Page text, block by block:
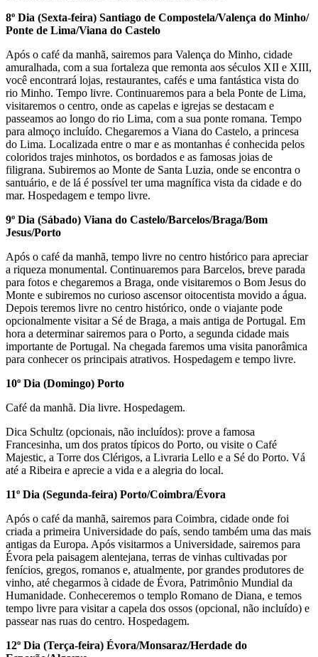
8º Dia (Sexta-feira) Santiago de Compostela/Valença do Minho/
Ponte de Lima/Viana do Castelo
Após o café da manhã, sairemos para Valença do Minho, cidade
amuralhada, com a sua fortaleza que remonta aos séculos XII e XIII,
você encontrará lojas, restaurantes, cafés e uma fantástica vista do
rio Minho. Tempo livre. Continuaremos para a bela Ponte de Lima,
visitaremos o centro, onde as capelas e igrejas se destacam e
passeamos ao longo do rio Lima, com a sua ponte romana. Tempo
para almoço incluído. Chegaremos a Viana do Castelo, a princesa
do Lima. Localizada entre o mar e as montanhas é conhecida pelos
coloridos trajes minhotos, os bordados e as famosas joias de
filigrana. Subiremos ao Monte de Santa Luzia, onde se encontra o
santuário, e de lá é possível ter uma magnífica vista da cidade e do
mar. Hospedagem e tempo livre.
9º Dia (Sábado) Viana do Castelo/Barcelos/Braga/Bom
Jesus/Porto
Após o café da manhã, tempo livre no centro histórico para apreciar
a riqueza monumental. Continuaremos para Barcelos, breve parada
para fotos e chegaremos a Braga, onde visitaremos o Bom Jesus do
Monte e subiremos no curioso ascensor oitocentista movido a água.
Depois teremos livre no centro histórico, onde o viajante pode
opcionalmente visitar a Sé de Braga, a mais antiga de Portugal. Em
hora a determinar sairemos para o Porto, a segunda cidade mais
importante de Portugal. Na chegada faremos uma visita panorâmica
para conhecer os principais atrativos. Hospedagem e tempo livre.
10º Dia (Domingo) Porto
Café da manhã. Dia livre. Hospedagem.
Dica Schultz (opcionais, não incluídos): prove a famosa
Francesinha, um dos pratos típicos do Porto, ou visite o Café
Majestic, a Torre dos Clérigos, a Livraria Lello e a Sé do Porto. Vá
até a Ribeira e aprecie a vida e a alegria do local.
11º Dia (Segunda-feira) Porto/Coimbra/Évora
Após o café da manhã, sairemos para Coimbra, cidade onde foi
criada a primeira Universidade do país, sendo também uma das mais
antigas da Europa. Após visitarmos a Universidade, sairemos para
Évora pela paisagem alentejana, terras de vinhas cultivadas por
fenícios, gregos, romanos e, atualmente, por grandes produtores de
vinho, até chegarmos à cidade de Évora, Patrimônio Mundial da
Humanidade. Conheceremos o templo Romano de Diana, e temos
tempo livre para visitar a capela dos ossos (opcional, não incluído) e
passear nas ruas do centro. Hospedagem.
12º Dia (Terça-feira) Évora/Monsaraz/Herdade do